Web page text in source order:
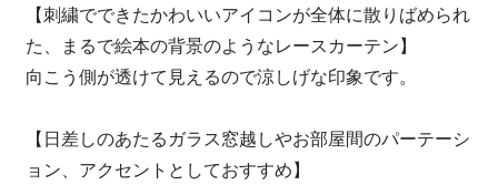
【刺繍でできたかわいいアイコンが全体に散りばめられ
た、まるで絵本の背景のようなレースカーテン】
向こう側が透けて見えるので涼しげな印象です。
【日差しのあたるガラス窓越しやお部屋間のパーテーシ
ョン、アクセントとしておすすめ】